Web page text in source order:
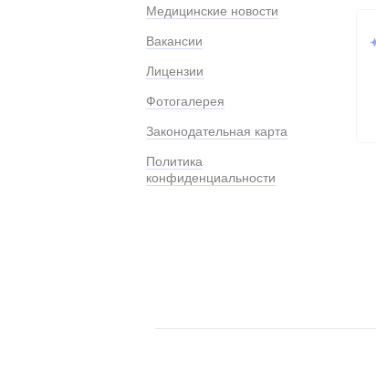
Медицинские новости
Вакансии
Лицензии
Фотогалерея
Законодательная карта
Политика
конфиденциальности